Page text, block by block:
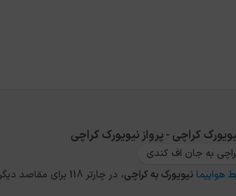
کراچی - پرواز نیویورک کراچی
به جان اف کندی
هواپیما نیویورکبهکراچی، در چارتر 118 برای مقاصد دیگر داخلی و خارجی نیز می توانید از طریق